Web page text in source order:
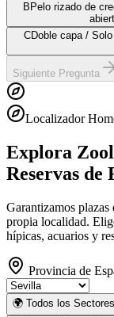
B Pelo rizado de
CDoble capa /
Siguiente Pregunta
Localizador
Explora
Reservas de
Garantizamos plazas
propia localidad.
hípicas, acuarios y
Provincia de
🌍 Todos los Sectores